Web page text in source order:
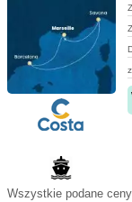
Wszystkie podane